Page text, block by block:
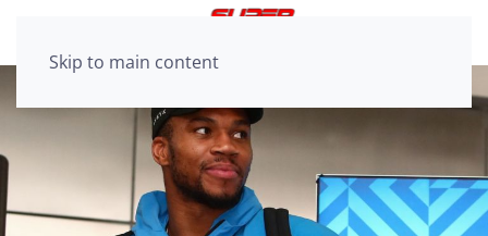
Skip to main content